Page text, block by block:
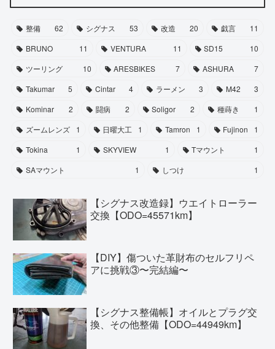
整備 62 シグナス 53 改造 20 戯言
11
BRUNO
11 VENTURA 11 SD15
10
ツーリング
10 ARESBIKES 7 ASHURA
7
Takumar
5 Cintar 4 ラーメン 3 M42
3
Kominar
2 闘病 2 Soligor 2 種蒔き
1
ズームレンズ
1 日曜大工 1 Tamron 1 Fujinon
1
Tokina
1 SKYVIEW 1 Tマウント
1
SAマウント
1 しつけ 1
【シグナス改造録】ウエイトローラー
交換【ODO=45571km】
【DIY】傷ついた革財布のセルフリペ
アに挑戦③〜完結編〜
【シグナス整備帳】オイルとプラグ交
換、その他整備【ODO=44949km】